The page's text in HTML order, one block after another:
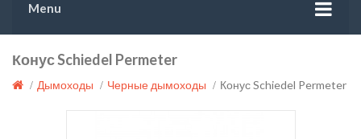
Menu
Конус Schiedel Permeter
Дымоходы Черные дымоходы Конус Schiedel Permeter